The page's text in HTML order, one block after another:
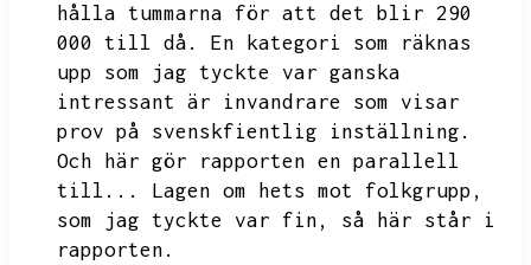
hålla tummarna för att det blir 290
000 till då.
En kategori som räknas
upp som jag tyckte var ganska
intressant är invandrare som visar
prov på svenskfientlig inställning.
Och här gör rapporten en parallell
till...
Lagen om hets mot folkgrupp,
som jag tyckte var fin,
så här står i
rapporten.